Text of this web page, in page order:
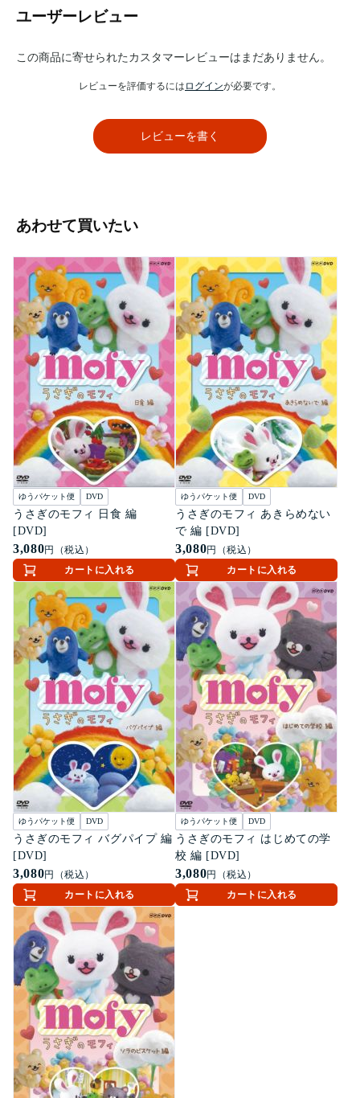
ユーザーレビュー
この商品に寄せられたカスタマーレビューはまだありません。
レビューを評価するには ログインが必要です。
レビューを書く
あわせて買いたい
ゆうパケット便 DVD
うさぎのモフィ 日食 編
[DVD]
3,080円（税込）
カートに入れる
ゆうパケット便 DVD
うさぎのモフィ あきらめない
で 編 [DVD]
3,080円（税込）
カートに入れる
ゆうパケット便 DVD
うさぎのモフィ バグパイプ 編
[DVD]
3,080円（税込）
カートに入れる
ゆうパケット便 DVD
うさぎのモフィ はじめての学
校 編 [DVD]
3,080円（税込）
カートに入れる